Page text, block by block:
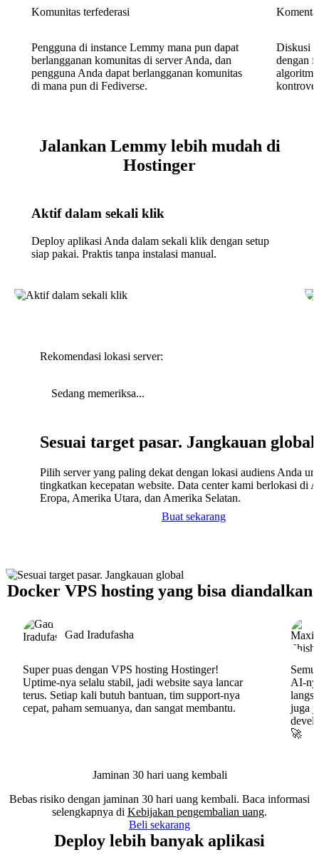
Komunitas terfederasi
Pengguna di instance Lemmy mana pun dapat
berlangganan komunitas di server Anda, dan
pengguna Anda dapat berlangganan komunitas
di mana pun di Fediverse.
Diskusi
dengan
Jalankan Lemmy lebih mudah di
Hostinger
Aktif dalam sekali klik
Deploy aplikasi Anda dalam sekali klik dengan setup
siap pakai. Praktis tanpa instalasi manual.
Rekomendasi lokasi server:
Sedang memeriksa...
Sesuai target pasar. Jangkauan global
Pilih server yang paling dekat dengan lokasi audiens Anda
tingkatkan kecepatan website. Data center kami berlokasi di
Eropa, Amerika Utara, dan Amerika Selatan.
Buat sekarang
Docker VPS hosting yang bisa diandalkan
Gad Iradufasha
Super puas dengan VPS hosting Hostinger!
Uptime-nya selalu stabil, jadi website saya lancar
terus. Setiap kali butuh bantuan, tim support-nya
cepat, paham semuanya, dan sangat membantu.
AI-
juga
🚀
Jaminan 30 hari uang kembali
Bebas risiko dengan jaminan 30 hari uang kembali. Baca informasi
selengkapnya di Kebijakan pengembalian uang.
Beli sekarang
Deploy lebih banyak aplikasi